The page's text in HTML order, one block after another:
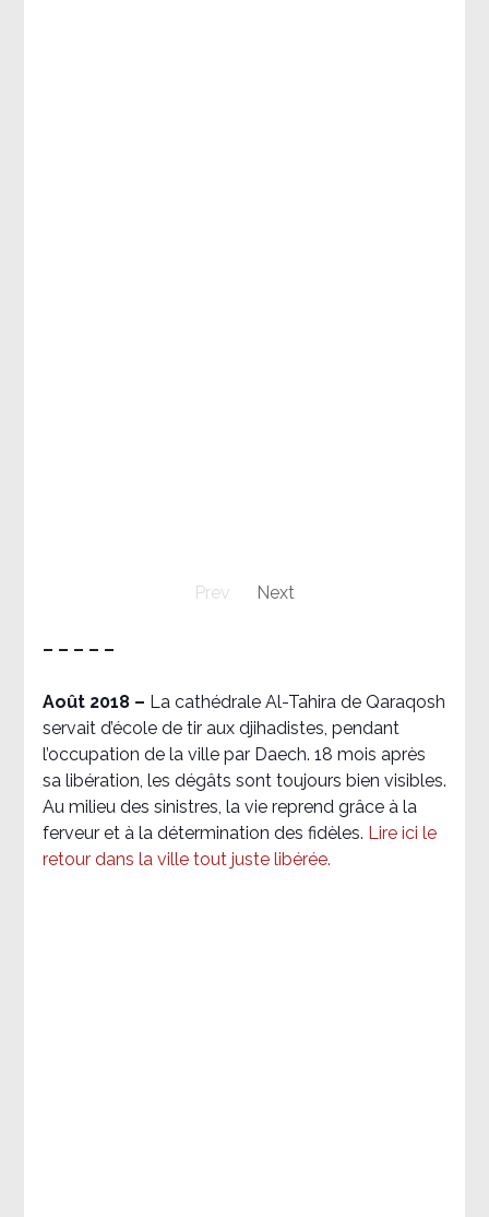
Prev Next
– – – – –
Août 2018 – La cathédrale Al-Tahira de Qaraqosh
servait d’école de tir aux djihadistes, pendant
l’occupation de la ville par Daech. 18 mois après
sa libération, les dégâts sont toujours bien visibles.
Au milieu des sinistres, la vie reprend grâce à la
ferveur et à la détermination des fidèles. Lire ici le
retour dans la ville tout juste libérée.